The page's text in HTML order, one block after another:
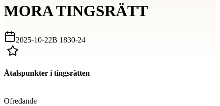
MORA TINGSRÄTT
2025-10-22B 1830-24
Åtalspunkter i tingsrätten
Ofredande